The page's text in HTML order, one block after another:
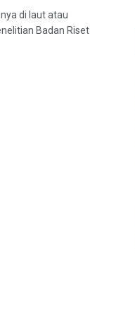
di laut atau
Badan Riset